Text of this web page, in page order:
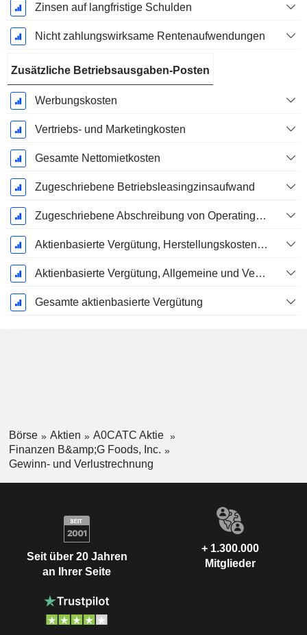
Zinsen auf langfristige Schulden
Nicht zahlungswirksame Rentenaufwendungen
Zusätzliche Betriebsausgaben-Posten
Werbungskosten
Vertriebs- und Marketingkosten
Gesamte Nettomietkosten
Zugeschriebene Betriebsleasingzinsaufwand
Zugeschriebene Abschreibung von Operating-Leasingverträgen
Aktienbasierte Vergütung, Herstellungskosten der verkauften Waren (Gesamt)
Aktienbasierte Vergütung, Allgemeine und Verwaltungskosten (Gesamt)
Gesamte aktienbasierte Vergütung
Börse Aktien
A0CATC Aktie
Finanzen B&amp;G Foods, Inc.
Gewinn- und Verlustrechnung
Seit über 20 Jahren
an Ihrer Seite
+ 1.300.000
Mitglieder